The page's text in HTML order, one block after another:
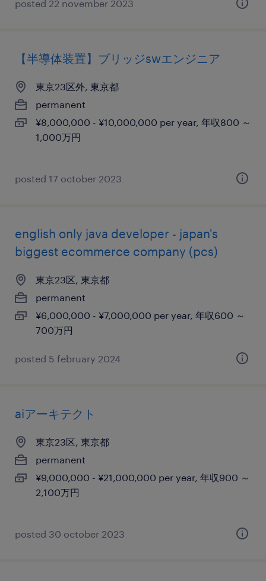
posted 22 november 2023
【半導体装置】ブリッジswエンジニア
東京23区外, 東京都
permanent
¥8,000,000 - ¥10,000,000 per year, 年収800 ～
1,000万円
posted 17 october 2023
english only java developer - japan's
biggest ecommerce company (pcs)
東京23区, 東京都
permanent
¥6,000,000 - ¥7,000,000 per year, 年収600 ～
700万円
posted 5 february 2024
aiアーキテクト
東京23区, 東京都
permanent
¥9,000,000 - ¥21,000,000 per year, 年収900 ～
2,100万円
posted 30 october 2023